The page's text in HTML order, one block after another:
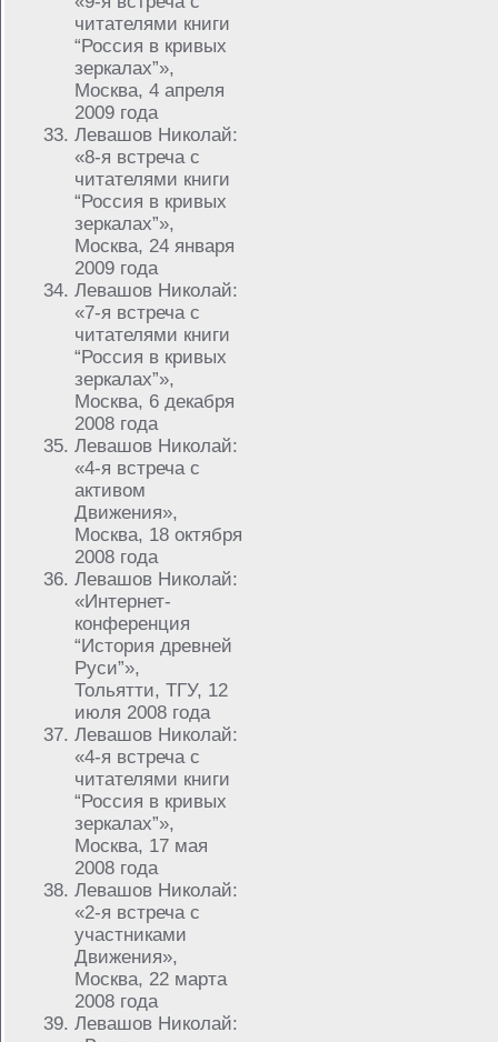
читателями книги
“Россия в кривых
зеркалах”»,
Москва, 4 апреля
2009 года
Левашов Николай:
«8-я встреча с
читателями книги
“Россия в кривых
зеркалах”»,
Москва, 24 января
2009 года
Левашов Николай:
«7-я встреча с
читателями книги
“Россия в кривых
зеркалах”»,
Москва, 6 декабря
2008 года
Левашов Николай:
«4-я встреча с
активом
Движения»,
Москва, 18 октября
2008 года
Левашов Николай:
«Интернет-
конференция
“История древней
Руси”»,
Тольятти, ТГУ, 12
июля 2008 года
Левашов Николай:
«4-я встреча с
читателями книги
“Россия в кривых
зеркалах”»,
Москва, 17 мая
2008 года
Левашов Николай:
«2-я встреча с
участниками
Движения»,
Москва, 22 марта
2008 года
Левашов Николай: